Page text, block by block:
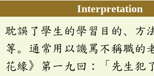
Interpretation
耽誤了學生的學習目的、方
等。通常用以譏罵不稱職的
花緣》第一九回：「先生犯